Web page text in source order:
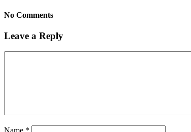
No Comments
Leave a Reply
Name *